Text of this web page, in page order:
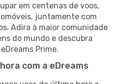
em centenas de voos,
juntamente com
Adira à maior comunidade
do mundo e descubra
Prime.
com a eDreams